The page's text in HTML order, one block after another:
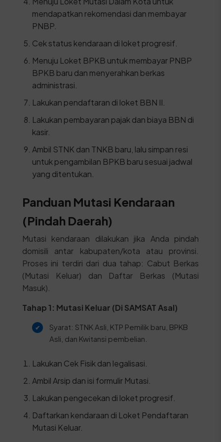
mendapatkan rekomendasi dan membayar
PNBP.
Cek status kendaraan di loket progresif.
Menuju Loket BPKB untuk membayar PNBP
BPKB baru dan menyerahkan berkas
administrasi.
Lakukan pendaftaran di loket BBN II.
Lakukan pembayaran pajak dan biaya BBN di
kasir.
Ambil STNK dan TNKB baru, lalu simpan resi
untuk pengambilan BPKB baru sesuai jadwal
yang ditentukan.
Panduan Mutasi Kendaraan
(Pindah Daerah)
Mutasi kendaraan dilakukan jika Anda pindah
domisili antar kabupaten/kota atau provinsi.
Proses ini terdiri dari dua tahap: Cabut Berkas
(Mutasi Keluar) dan Daftar Berkas (Mutasi
Masuk).
Tahap 1: Mutasi Keluar (Di SAMSAT Asal)
Syarat: STNK Asli, KTP Pemilik baru, BPKB
Asli, dan Kwitansi pembelian.
Lakukan Cek Fisik dan legalisasi.
Ambil Arsip dan isi formulir Mutasi.
Lakukan pengecekan di loket progresif.
Daftarkan kendaraan di Loket Pendaftaran
Mutasi Keluar.